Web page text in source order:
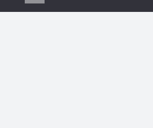
Line Chat